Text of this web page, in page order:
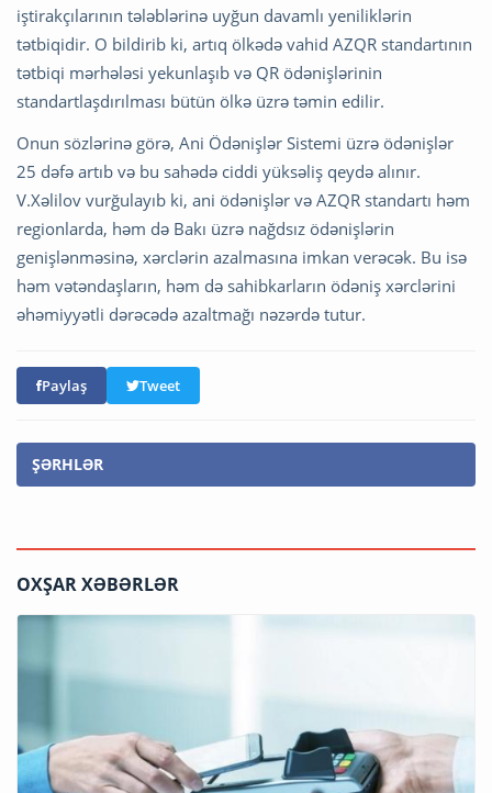
iştirakçılarının tələblərinə uyğun davamlı yeniliklərin
tətbiqidir. O bildirib ki, artıq ölkədə vahid AZQR standartının
tətbiqi mərhələsi yekunlaşıb və QR ödənişlərinin
standartlaşdırılması bütün ölkə üzrə təmin edilir.
Onun sözlərinə görə, Ani Ödənişlər Sistemi üzrə ödənişlər
25 dəfə artıb və bu sahədə ciddi yüksəliş qeydə alınır.
V.Xəlilov vurğulayıb ki, ani ödənişlər və AZQR standartı həm
regionlarda, həm də Bakı üzrə nağdsız ödənişlərin
genişlənməsinə, xərclərin azalmasına imkan verəcək. Bu isə
həm vətəndaşların, həm də sahibkarların ödəniş xərclərini
əhəmiyyətli dərəcədə azaltmağı nəzərdə tutur.
Paylaş Tweet
ŞƏRHLƏR
OXŞAR XƏBƏRLƏR